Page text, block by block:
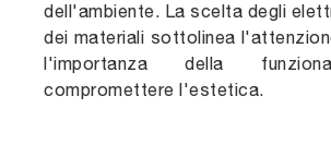
dell'ambiente. La scelta degli
dei materiali sottolinea
l'importanza della
compromettere l'estetica.